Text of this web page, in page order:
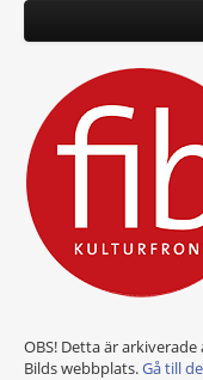
OBS! Detta är
Bilds webbplats.Gå till